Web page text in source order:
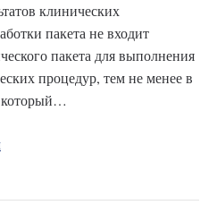
клинических
пакета не входит
пакета для выполнения
процедур, тем не менее в